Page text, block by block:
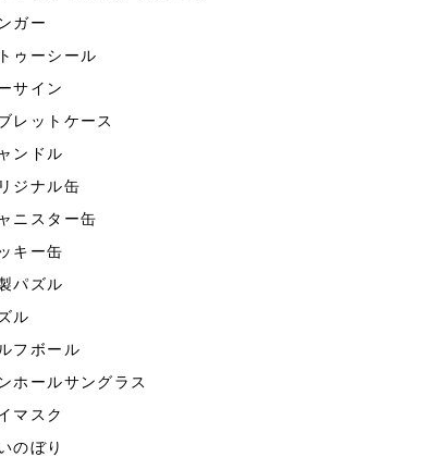
ガー
ゥーシール
サイン
レットケース
ンドル
ジナル缶
ニスター缶
キー缶
パズル
ル
フボール
ホールサングラス
マスク
のぼり